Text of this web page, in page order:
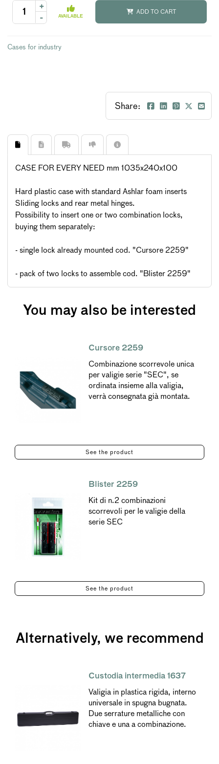
+
-
AVAILABLE
ADD TO CART
Cases for industry
Share:
CASE FOR EVERY NEED mm 1035x240x100
Hard plastic case with standard Ashlar foam inserts
Sliding locks and rear metal hinges.
Possibility to insert one or two combination locks,
buying them separately:
- single lock already mounted cod. "Cursore 2259"
- pack of two locks to assemble cod. "Blister 2259"
You may also be interested
Cursore 2259
Combinazione scorrevole unica
per valigie serie "SEC", se
ordinata insieme alla valigia,
verrà consegnata già montata.
See the product
Blister 2259
Kit di n.2 combinazioni
scorrevoli per le valigie della
serie SEC
See the product
Alternatively, we recommend
Custodia intermedia 1637
Valigia in plastica rigida, interno
universale in spugna bugnata.
Due serrature metalliche con
chiave e una a combinazione.